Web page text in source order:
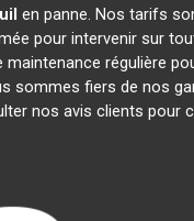
en panne. Nos tarifs
pour intervenir sur
régulière
sommes fiers de nos
nos avis clients pour